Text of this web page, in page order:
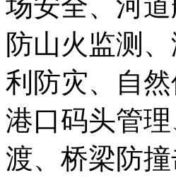
防山火监测
利防灾、自
港口码头管
渡、桥梁防